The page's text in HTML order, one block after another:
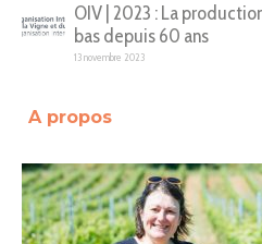
OIV | 2023 : La
bas depuis 60 ans
13 novembre 2023
A propos